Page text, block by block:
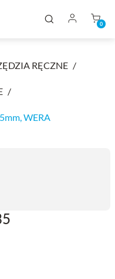
0
RĘCZNE
WERA